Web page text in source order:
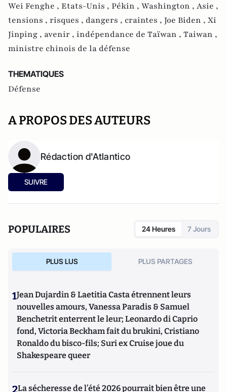
Wei Fenghe , Etats-Unis , Pékin , Washington , Asie ,
tensions , risques , dangers , craintes , Joe Biden , Xi
Jinping , avenir , indépendance de Taïwan , Taiwan ,
ministre chinois de la défense
THEMATIQUES
Défense
A PROPOS DES AUTEURS
Rédaction d'Atlantico
SUIVRE
POPULAIRES 24 Heures 7 Jours
PLUS LUS PLUS PARTAGES
1Jean Dujardin & Laetitia Casta étrennent leurs
nouvelles amours, Vanessa Paradis & Samuel
Benchetrit enterrent le leur; Leonardo di Caprio
fond, Victoria Beckham fait du brukini, Cristiano
Ronaldo du bisco-fils; Suri ex Cruise joue du
Shakespeare queer
2La sécheresse de l’été 2026 pourrait bien être une